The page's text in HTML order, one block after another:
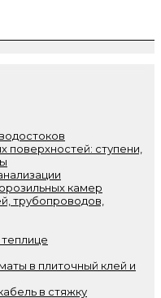
поверхностей: ступени,
камер
трубопроводов,
в плиточный клей и
в стяжку